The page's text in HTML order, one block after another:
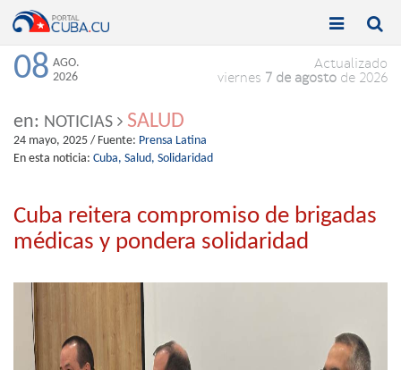
Toggle

Toggle

08 AGO.
2026
Actualizado
viernes 7 de agosto de 2026
en: NOTICIAS SALUD
24 mayo, 2025 / Fuente: Prensa Latina
En esta noticia: Cuba, Salud, Solidaridad
Cuba reitera compromiso de brigadas
médicas y pondera solidaridad